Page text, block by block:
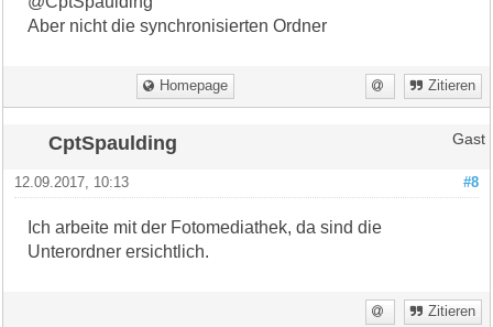
Aber nicht die synchronisierten Ordner
Homepage Zitieren
CptSpaulding Gast
#8
12.09.2017, 10:13
Ich arbeite mit der Fotomediathek, da sind die
Unterordner ersichtlich.
Zitieren